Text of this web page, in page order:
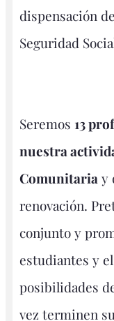
dispensación
Seguridad
Seremos 13
nuestra
Comunitaria y
renovación.
conjunto y
estudiantes y
posibilidades
vez terminen